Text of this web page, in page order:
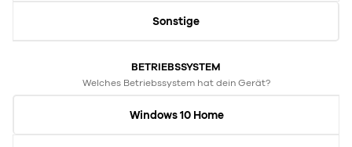
Sonstige
BETRIEBSSYSTEM
Welches Betriebssystem hat dein Gerät?
Windows 10 Home